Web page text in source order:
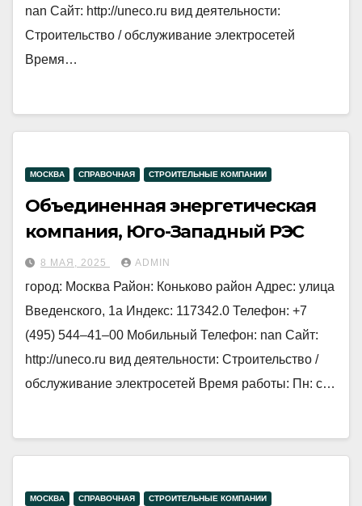
nan Сайт: http://uneco.ru вид деятельности:
Строительство / обслуживание электросетей
Время…
МОСКВА СПРАВОЧНАЯ СТРОИТЕЛЬНЫЕ КОМПАНИИ
Объединенная энергетическая
компания, Юго-Западный РЭС
8 МАЯ, 2025 ADMIN
город: Москва Район: Коньково район Адрес: улица
Введенского, 1а Индекс: 117342.0 Телефон: +7
(495) 544‒41‒00 Мобильный Телефон: nan Сайт:
http://uneco.ru вид деятельности: Строительство /
обслуживание электросетей Время работы: Пн: с…
МОСКВА СПРАВОЧНАЯ СТРОИТЕЛЬНЫЕ КОМПАНИИ